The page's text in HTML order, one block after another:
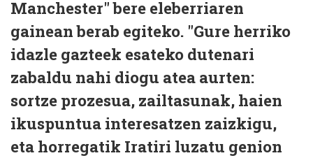
Manchester" bere eleberriaren
gainean berab egiteko. "Gure herriko
idazle gazteek esateko dutenari
zabaldu nahi diogu atea aurten:
sortze prozesua, zailtasunak, haien
ikuspuntua interesatzen zaizkigu,
eta horregatik Iratiri luzatu genion